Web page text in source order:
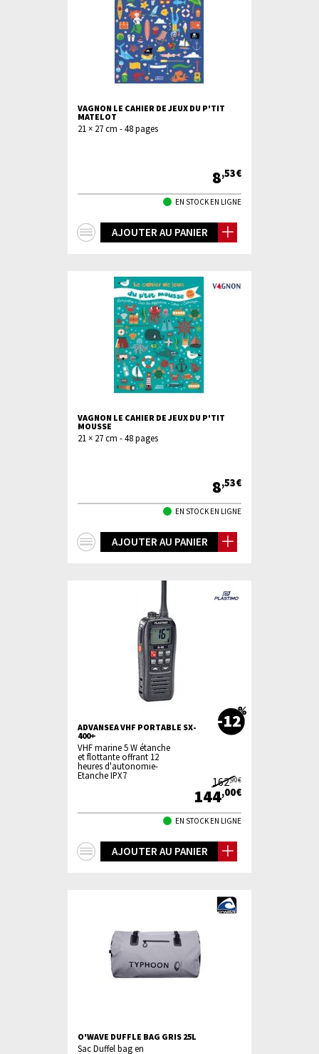
VAGNON LE CAHIER DE JEUX DU P'TIT
MATELOT
21 × 27 cm - 48 pages
8,53€
EN STOCK EN LIGNE
AJOUTER AU PANIER
VAGNON LE CAHIER DE JEUX DU P'TIT
MOUSSE
21 × 27 cm - 48 pages
8,53€
EN STOCK EN LIGNE
AJOUTER AU PANIER
ADVANSEA VHF PORTABLE SX-
400+
-12
VHF marine 5 W étanche
et flottante offrant 12
heures d'autonomie-
Etanche IPX7
162,90€
144,00€
EN STOCK EN LIGNE
AJOUTER AU PANIER
O'WAVE DUFFLE BAG GRIS 25L
Sac Duffel bag en